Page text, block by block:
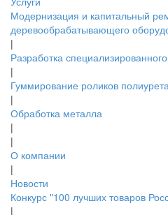
Модернизация и капитальный
деревообрабатывающего
|
Разработка
|
Гуммирование роликов
|
Обработка металла
|
|
О компании
|
Новости
Конкурс "100 лучших товаров
|